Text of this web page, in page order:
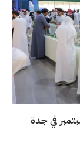
في جدة